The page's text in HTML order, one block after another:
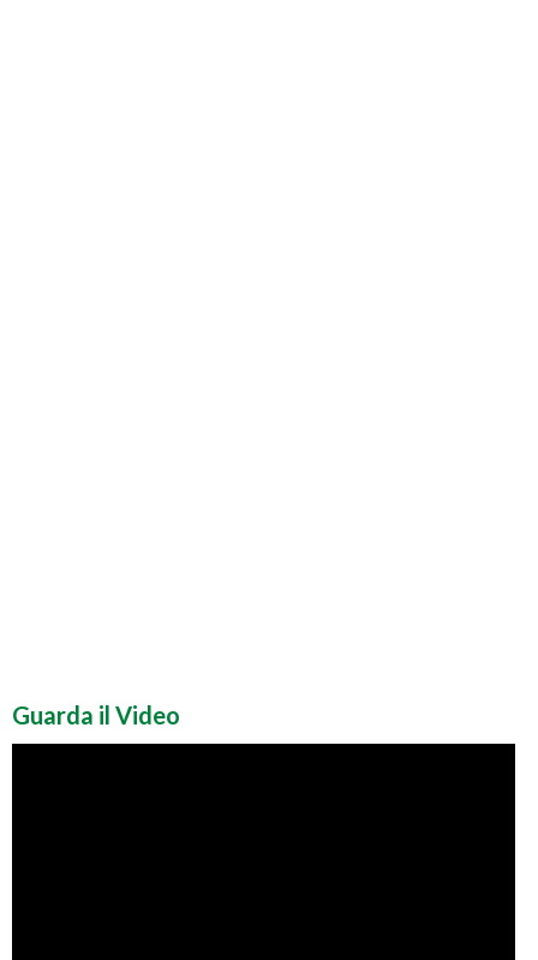
Guarda il Video